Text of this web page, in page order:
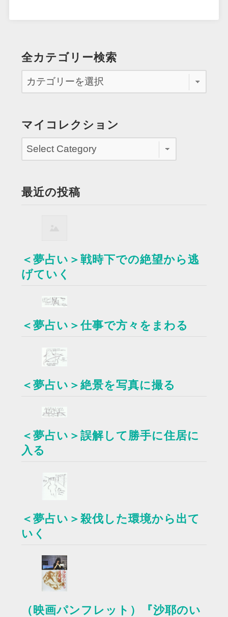
全カテゴリー検索
マイコレクション
最近の投稿
＜夢占い＞戦時下での絶望から逃
げていく
＜夢占い＞仕事で方々をまわる
＜夢占い＞絶景を写真に撮る
＜夢占い＞誤解して勝手に住居に
入る
＜夢占い＞殺伐した環境から出て
いく
（映画パンフレット）『沙耶のい